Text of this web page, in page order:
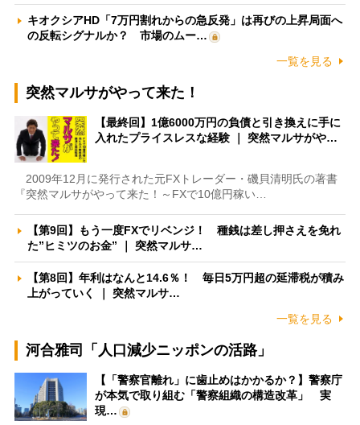
キオクシアHD「7万円割れからの急反発」は再びの上昇局面へ
の反転シグナルか？ 市場のムー…
一覧を見る
突然マルサがやって来た！
【最終回】1億6000万円の負債と引き換えに手に
入れたプライスレスな経験 ｜ 突然マルサがや…
2009年12月に発行された元FXトレーダー・磯貝清明氏の著書
『突然マルサがやって来た！～FXで10億円稼い…
【第9回】もう一度FXでリベンジ！ 種銭は差し押さえを免れ
た”ヒミツのお金” ｜ 突然マルサ…
【第8回】年利はなんと14.6％！ 毎日5万円超の延滞税が積み
上がっていく ｜ 突然マルサ…
一覧を見る
河合雅司「人口減少ニッポンの活路」
【「警察官離れ」に歯止めはかかるか？】警察庁
が本気で取り組む「警察組織の構造改革」 実
現…